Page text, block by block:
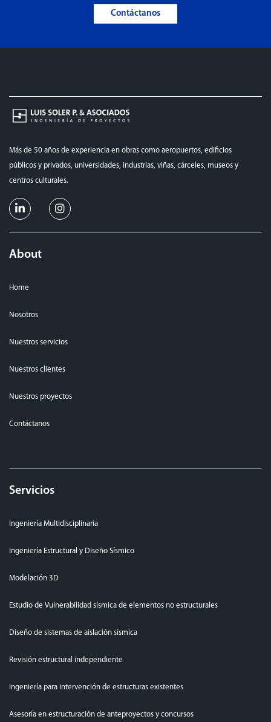
Contáctanos
Más de 50 años de experiencia en obras como aeropuertos, edificios
públicos y privados, universidades, industrias, viñas, cárceles, museos y
centros culturales.
About
Home
Nosotros
Nuestros servicios
Nuestros clientes
Nuestros proyectos
Contáctanos
Servicios
Ingeniería Multidisciplinaria
Ingeniería Estructural y Diseño Sísmico
Modelación 3D
Estudio de Vulnerabilidad sísmica de elementos no estructurales
Diseño de sistemas de aislación sísmica
Revisión estructural independiente
Ingeniería para intervención de estructuras existentes
Asesoría en estructuración de anteproyectos y concursos